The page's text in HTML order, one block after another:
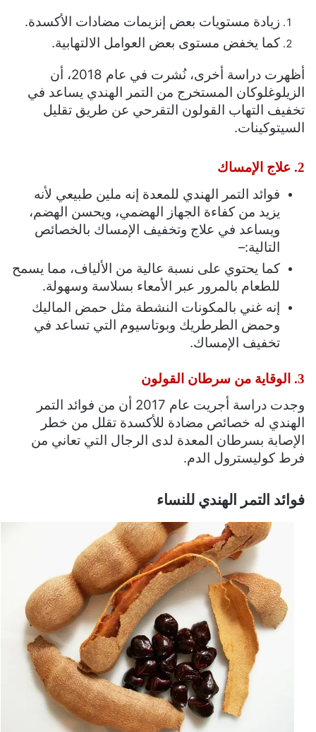
زيادة مستويات بعض إنزيمات مضادات الأكسدة.
كما يخفض مستوى بعض العوامل الالتهابية.
أظهرت دراسة أخرى، نُشرت في عام 2018، أن
الزيلوغلوكان المستخرج من التمر الهندي يساعد في
تخفيف التهاب القولون التقرحي عن طريق تقليل
السيتوكينات.
2. علاج الإمساك
فوائد التمر الهندي للمعدة إنه ملين طبيعي لأنه
يزيد من كفاءة الجهاز الهضمي، ويحسن الهضم،
ويساعد في علاج وتخفيف الإمساك بالخصائص
التالية:–
كما يحتوي على نسبة عالية من الألياف، مما يسمح
للطعام بالمرور عبر الأمعاء بسلاسة وسهولة.
إنه غني بالمكونات النشطة مثل حمض الماليك
وحمض الطرطريك وبوتاسيوم التي تساعد في
تخفيف الإمساك.
3. الوقاية من سرطان القولون
وجدت دراسة أجريت عام 2017 أن من فوائد التمر
الهندي له خصائص مضادة للأكسدة تقلل من خطر
الإصابة بسرطان المعدة لدى الرجال التي تعاني من
فرط كوليسترول الدم.
فوائد التمر الهندي للنساء